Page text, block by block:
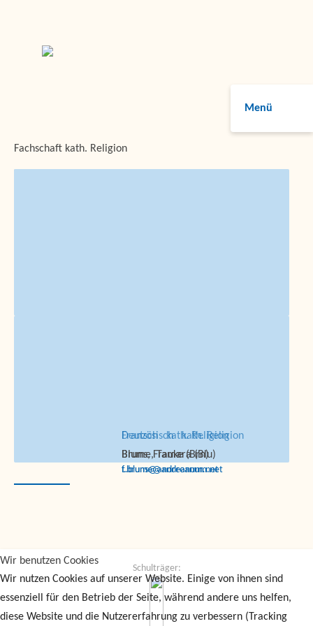
Menü
Fachschaft kath. Religion
Französisch
kath. Religion
Blume, Tamara (Blu)
t.blume@andreanum.net
Deutsch
kath. Religion
Bruns, Frauke (Brn)
f.bruns@andreanum.net
Schulträger:
Wir benutzen Cookies
Wir nutzen Cookies auf unserer Website. Einige von ihnen sind
essenziell für den Betrieb der Seite, während andere uns helfen,
diese Website und die Nutzererfahrung zu verbessern (Tracking